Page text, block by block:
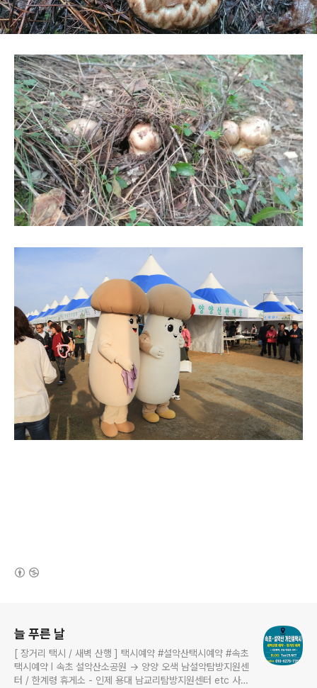
늘 푸른 날
[ 장거리 택시 / 새벽 산행 ] 택시예약 #설악산택시예약 #속초
택시예약 I 속초 설악산소공원 → 양양 오색 남설악탐방지원센
터 / 한계령 휴게소 - 인제 용대 남교리탐방지원센터 etc 사전